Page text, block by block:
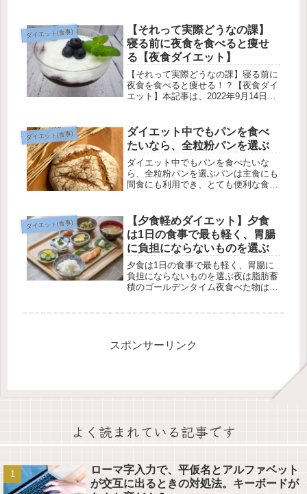
ット】内臓脂肪の原料となる糖質の摂
取を減らす糖質とは糖質とは、三大栄
養...
ダイエット(食事)
【それって実際どうなの課】
寝る前に夜食を食べると痩せ
る【夜食ダイエット】
【それって実際どうなの課】寝る前に
夜食を食べると痩せる！？【夜食ダイ
エット】本記事は、2022年9月14日放
に夜食と食べるとやせる！？」を参考
に書いています。番組内では夜食...
ダイエット(食事)
ダイエット中でもパンを食べ
たいなら、全粒粉パンを選ぶ
ダイエット中でもパンを食べたいな
ら、全粒粉パンを選ぶパンは主食にも
間食にも利用でき、とても便利な食べ
し、太りにくいパンを選んで食べ方を
工夫すればダイエット中でも罪悪感な
くパン...
ダイエット(食事)
【夕食軽めダイエット】夕食
は1日の食事で最も軽く、胃腸
に負担にならないものを選ぶ
夕食は1日の食事で最も軽く、胃腸に
負担にならないものを選ぶ夜は脂肪蓄
積のゴールデンタイム夜食べた物は身
ぱ...
スポンサーリンク
よく読まれている記事です
ローマ字入力で、平仮名とアルファベット
が交互に出るときの対処法。キーボードが